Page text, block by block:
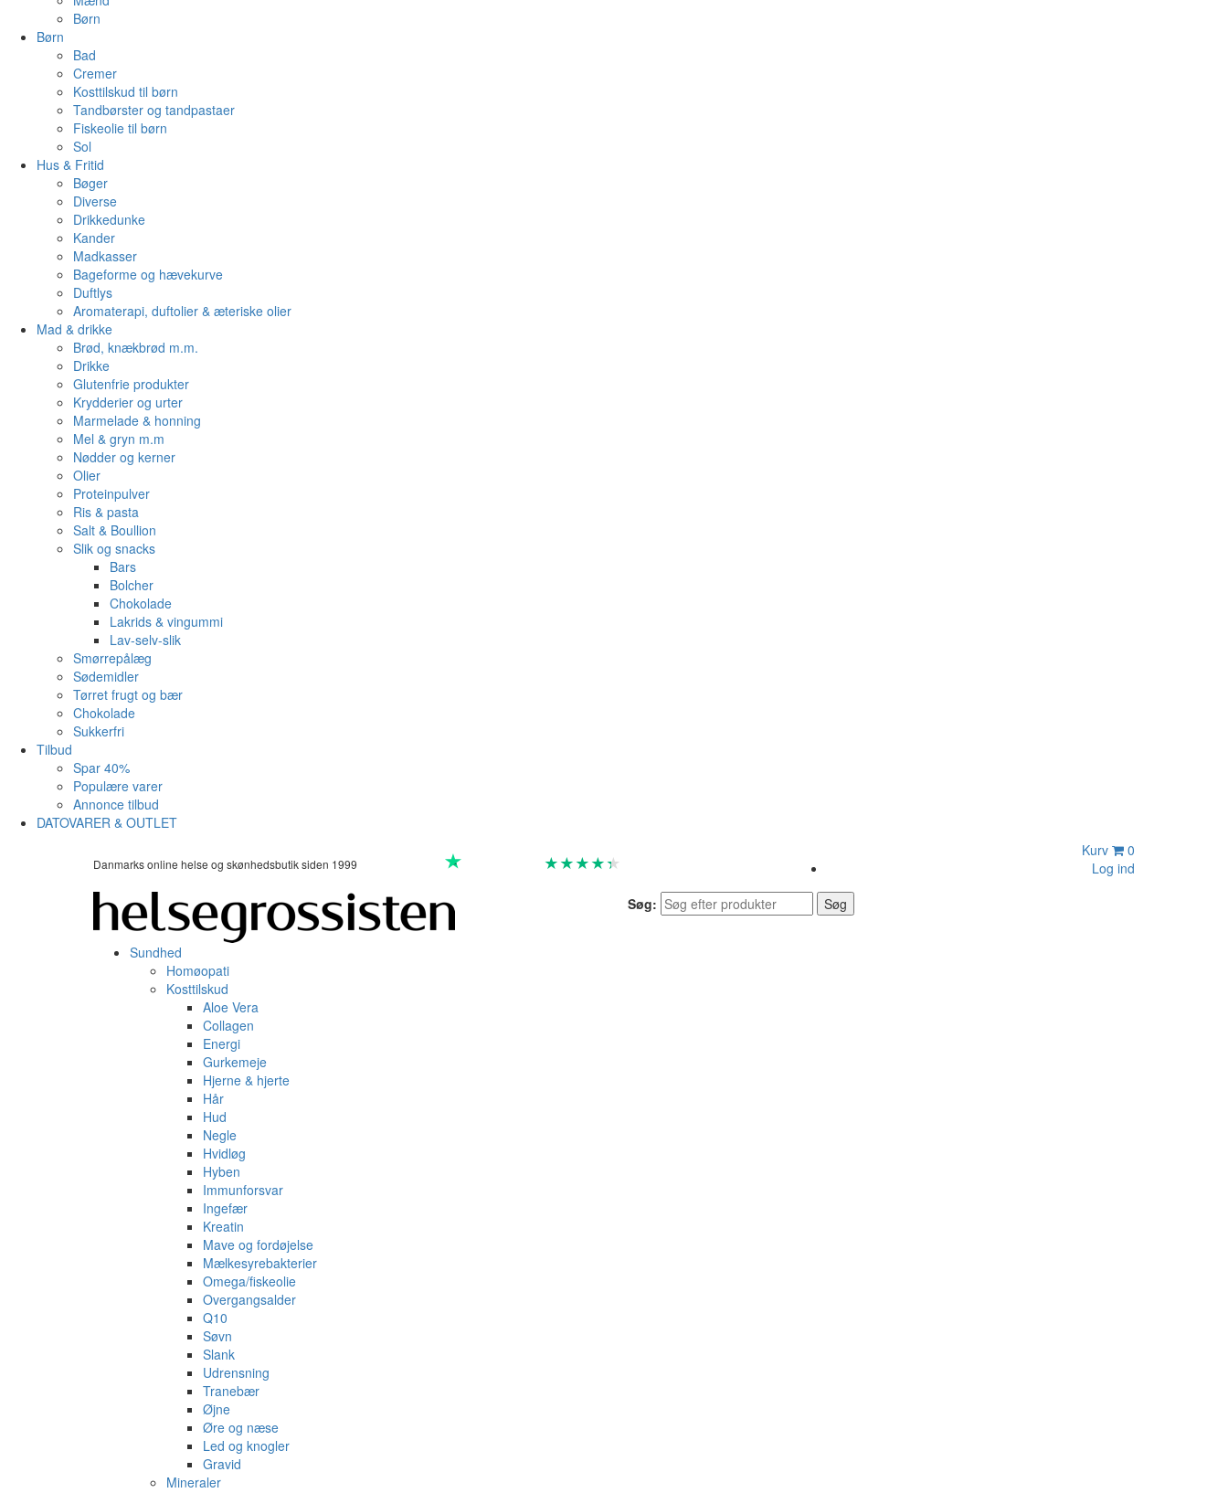
Børn
Børn
Bad
Cremer
Kosttilskud til børn
Tandbørster og tandpastaer
Fiskeolie til børn
Sol
Hus & Fritid
Bøger
Diverse
Drikkedunke
Kander
Madkasser
Bageforme og hævekurve
Duftlys
Aromaterapi, duftolier & æteriske olier
Mad & drikke
Brød, knækbrød m.m.
Drikke
Glutenfrie produkter
Krydderier og urter
Marmelade & honning
Mel & gryn m.m
Nødder og kerner
Olier
Proteinpulver
Ris & pasta
Salt & Boullion
Slik og snacks
Bars
Bolcher
Chokolade
Lakrids & vingummi
Lav-selv-slik
Smørrepålæg
Sødemidler
Tørret frugt og bær
Chokolade
Sukkerfri
Tilbud
Spar 40%
Populære varer
Annonce tilbud
DATOVARER & OUTLET
Danmarks online helse og skønhedsbutik siden 1999 ★ ★ ★ ★★
Kurv
0
Log ind
Søg:
Søg
Sundhed
Homøopati
Kosttilskud
Aloe Vera
Collagen
Energi
Gurkemeje
Hjerne & hjerte
Hår
Hud
Negle
Hvidløg
Hyben
Immunforsvar
Ingefær
Kreatin
Mave og fordøjelse
Mælkesyrebakterier
Omega/fiskeolie
Overgangsalder
Q10
Søvn
Slank
Udrensning
Tranebær
Øjne
Øre og næse
Led og knogler
Gravid
Mineraler